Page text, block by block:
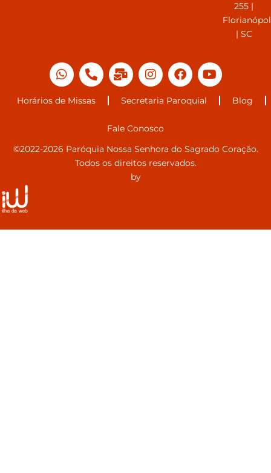
255 |
| SC
Horários de Missas Secretaria Paroquial Blog
Fale Conosco
©2022-2026 Paróquia Nossa Senhora do Sagrado Coração.
Todos os direitos reservados.
by